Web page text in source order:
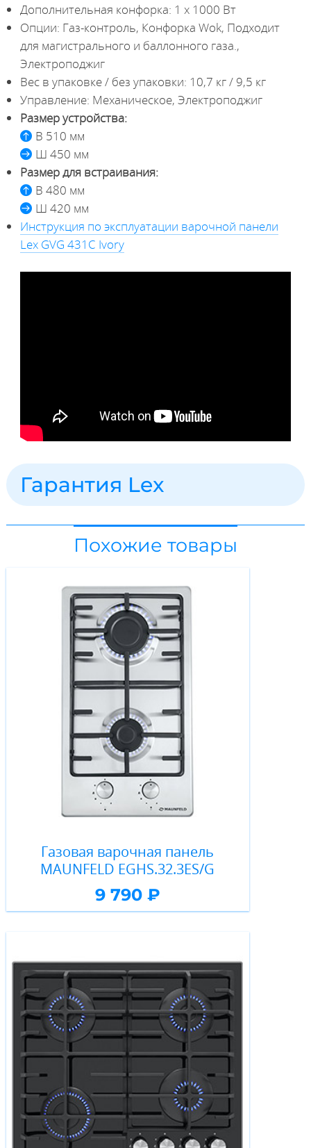
Дополнительная конфорка: 1 х 1000 Вт
Опции: Газ-контроль, Конфорка Wok, Подходит
для магистрального и баллонного газа.,
Электроподжиг
Вес в упаковке / без упаковки: 10,7 кг / 9,5 кг
Управление: Механическое, Электроподжиг
Размер устройства:
В 510 мм
Ш 450 мм
Размер для встраивания:
В 480 мм
Ш 420 мм
Инструкция по эксплуатации варочной панели
Lex GVG 431C Ivory
Гарантия Lex
Похожие товары
Газовая варочная панель
MAUNFELD EGHS.32.3ES/G
9 790 ₽